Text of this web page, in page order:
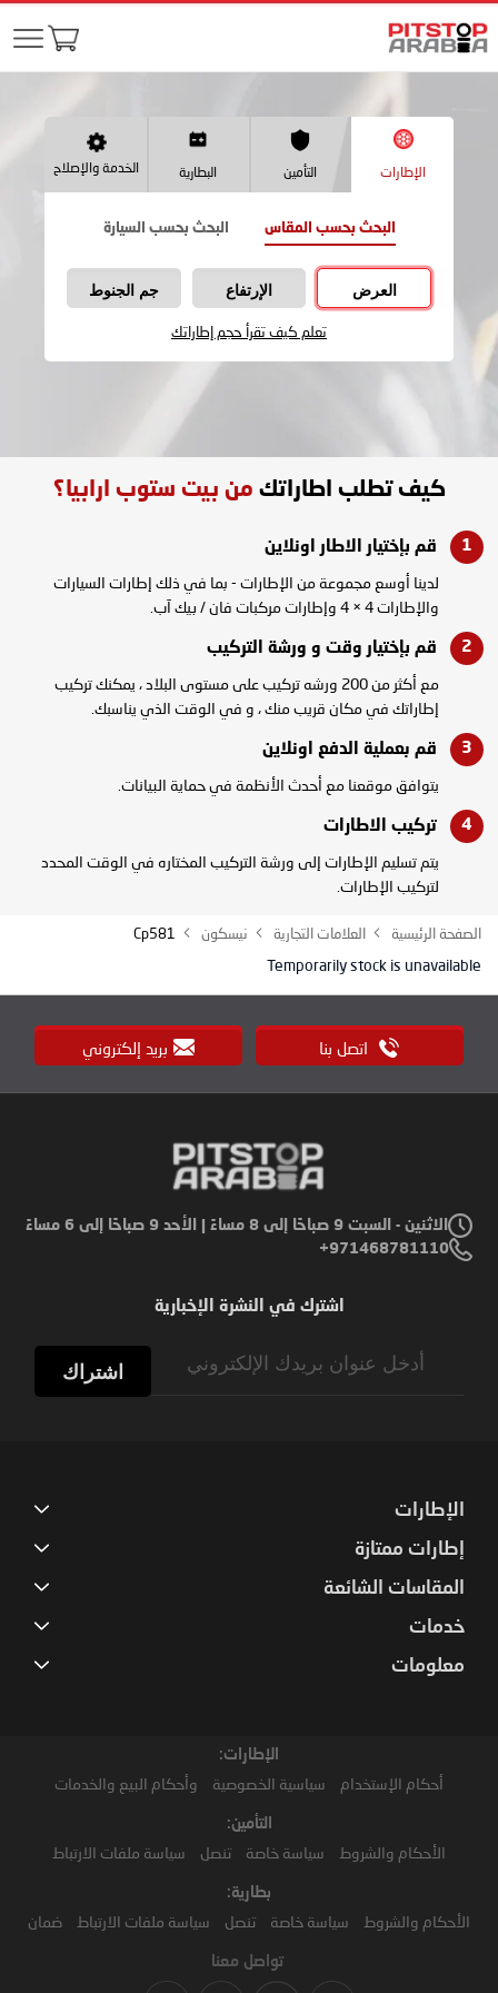
الإطارات التأمين البطارية الخدمة والإصلاح
البحث بحسب المقاس البحث بحسب السيارة
العرض الإرتفاع جم الجنوط
تعلم كيف تقرأ حجم إطاراتك
كيف تطلب اطاراتك من بيت ستوب ارابيا؟
قم بإختيار الاطار اونلاين
لدينا أوسع مجموعة من الإطارات - بما في ذلك إطارات السيارات
والإطارات 4 × 4 وإطارات مركبات فان / بيك آب.
قم بإختيار وقت و ورشة التركيب
مع أكثر من 200 ورشه تركيب على مستوى البلاد ، يمكنك تركيب
إطاراتك في مكان قريب منك ، و في الوقت الذي يناسبك.
قم بعملية الدفع اونلاين
يتوافق موقعنا مع أحدث الأنظمة في حماية البيانات.
تركيب الاطارات
يتم تسليم الإطارات إلى ورشة التركيب المختاره في الوقت المحدد
لتركيب الإطارات.
الصفحة الرئيسية العلامات التجارية نيسكون Cp581
Temporarily stock is unavailable
اتصل بنا بريد إلكتروني
الاثنين - السبت 9 صباحًا إلى 8 مساءً | الأحد 9 صباحًا إلى 6 مساءً
971468781110+
اشترك في النشرة الإخبارية
اشتراك
الإطارات
إطارات ممتازة
المقاسات الشائعة
خدمات
معلومات
الإطارات:
أحكام الإستخدام سياسية الخصوصية وأحكام البيع والخدمات
التأمين:
الأحكام والشروط سياسة خاصة تنصل سياسة ملفات الارتباط
بطارية:
الأحكام والشروط سياسة خاصة تنصل سياسة ملفات الارتباط ضمان
تواصل معنا